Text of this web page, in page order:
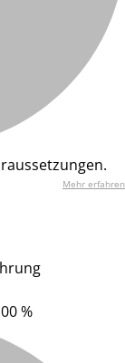
Mehr erfahren
%